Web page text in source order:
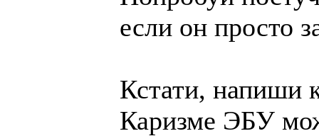
если он просто
Кстати, напиши
Каризме ЭБУ